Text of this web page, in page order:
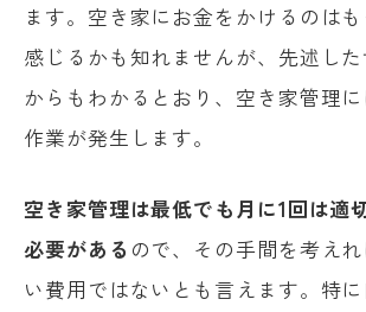
ます。空き家にお金をかけるのは
感じるかも知れませんが、先述し
からもわかるとおり、空き家管理
作業が発生します。
空き家管理は最低でも月に1回は適
必要がある ので、その手間を考え
い費用ではないとも言えます。特